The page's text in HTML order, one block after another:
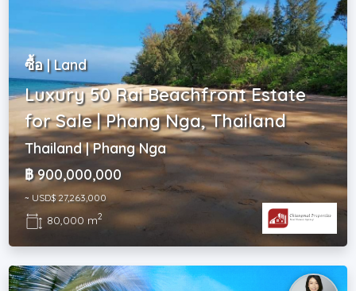
ซื้อ | Land
Luxury 50 Rai Beachfront Estate
for Sale | Phang Nga, Thailand
Thailand | Phang Nga
฿ 900,000,000
~ USD$ 27,263,000
80,000 m2